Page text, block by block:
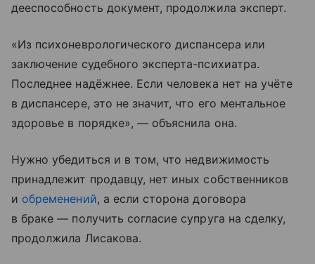
дееспособность документ, продолжила эксперт.
«Из психоневрологического диспансера или
заключение судебного эксперта-психиатра.
Последнее надёжнее. Если человека нет на учёте
в диспансере, это не значит, что его ментальное
здоровье в порядке», — объяснила она.
Нужно убедиться и в том, что недвижимость
принадлежит продавцу, нет иных собственников
и обременений, а если сторона договора
в браке — получить согласие супруга на сделку,
продолжила Лисакова.